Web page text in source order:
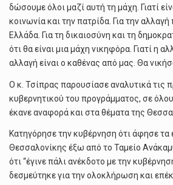
δώσουμε όλοι μαζί αυτή τη μάχη. Γιατί
κοινωνία και την πατρίδα. Για την αλλαγή
Ελλάδα. Για τη δικαιοσύνη και τη
ότι θα είναι μια μάχη νικηφόρα. Γιατί η
αλλαγή είναι ο καθένας από μας. Θα
Ο κ. Τσίπρας παρουσίασε αναλυτικά τις
κυβερνητικού του προγράμματος, σε
έκανε αναφορά και στα θέματα της
Κατηγόρησε την κυβέρνηση ότι άφησε τα
Θεσσαλονίκης έξω από το Ταμείο
ότι “έγινε πάλι ανέκδοτο με την
δεσμεύτηκε για την ολοκλήρωση και